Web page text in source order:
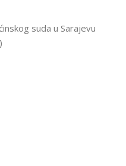
suda u Sarajevu